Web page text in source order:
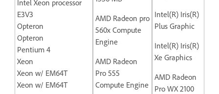
Intel Xeon processor
E3V3
Opteron
Opteron
Pentium 4
Xeon
Xeon w/ EM64T
Xeon w/ EM64T
AMD Radeon pro
560x Compute
Engine
AMD Radeon
Pro 555
Compute Engine
Intel(R) Iris(R)
Plus Graphic
Intel(R) Iris(R)
Xe Graphics
AMD Radeon
Pro WX 2100